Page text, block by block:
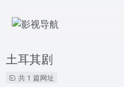
土耳其剧
共 1 篇网址